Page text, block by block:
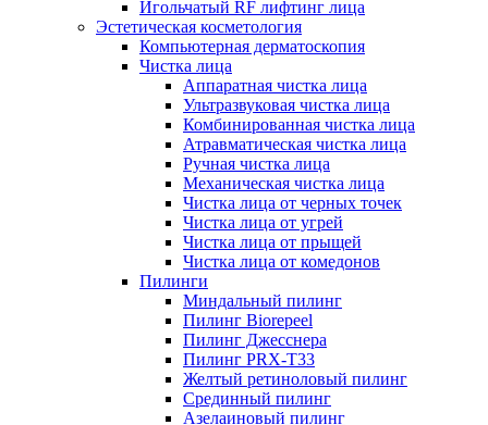
Игольчатый RF лифтинг лица
Эстетическая косметология
Компьютерная дерматоскопия
Чистка лица
Аппаратная чистка лица
Ультразвуковая чистка лица
Комбинированная чистка лица
Атравматическая чистка лица
Ручная чистка лица
Механическая чистка лица
Чистка лица от черных точек
Чистка лица от угрей
Чистка лица от прыщей
Чистка лица от комедонов
Пилинги
Миндальный пилинг
Пилинг Biorepeel
Пилинг Джесснера
Пилинг PRX-T33
Желтый ретиноловый пилинг
Срединный пилинг
Азелаиновый пилинг